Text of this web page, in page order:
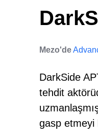
Mezo'de
DarkSide
tehdit
gasp etmeyi